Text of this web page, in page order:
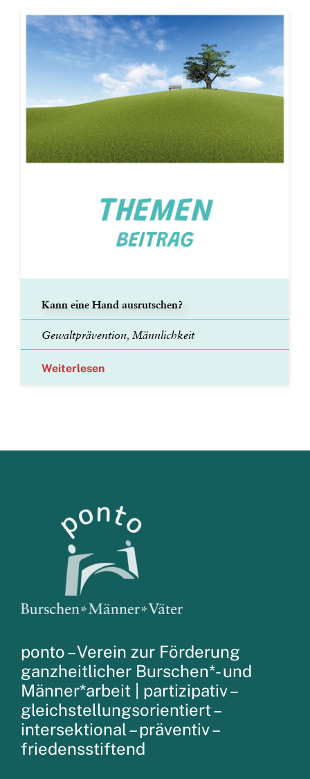
Kann eine Hand ausrutschen?
Gewaltprävention, Männlichkeit
Weiterlesen
ponto – Verein zur Förderung
ganzheitlicher Burschen*- und
Männer*arbeit | partizipativ –
gleichstellungsorientiert –
intersektional – präventiv –
friedensstiftend